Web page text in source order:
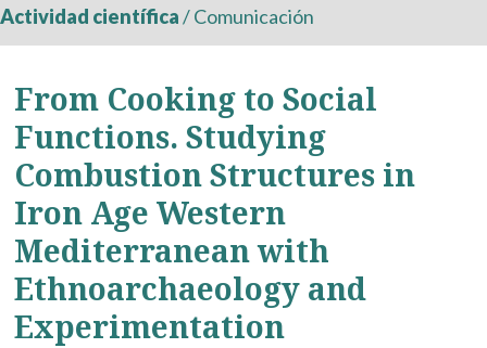
Actividad científica/Comunicación
From Cooking to Social
Functions. Studying
Combustion Structures in
Iron Age Western
Mediterranean with
Ethnoarchaeology and
Experimentation